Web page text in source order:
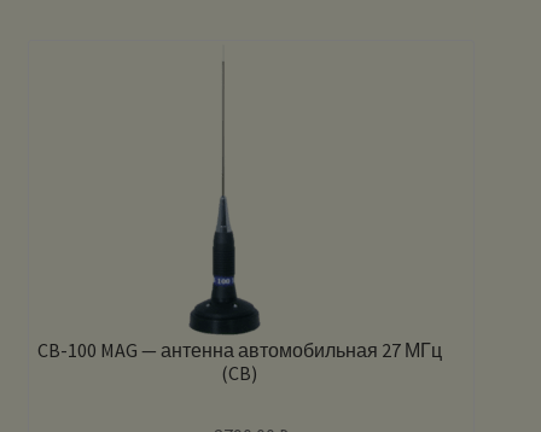
CB-100 MAG — антенна автомобильная 27 МГц
(CB)